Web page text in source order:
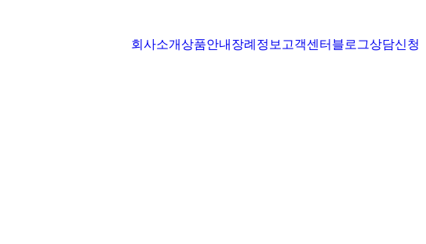
회사소개상품안내 장례정보 고객센터 블로그상담신청